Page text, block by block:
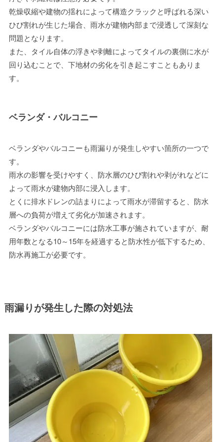
乾燥収縮や建物の揺れによって構造クラックと呼ばれる深い
ひび割れが生じた場合、雨水が建物内部まで浸透して深刻な
問題となります。
また、タイル自体の浮きや剥離によってタイルの裏側に水が
回り込むことで、下地材の劣化を引き起こすこともありま
す。
ベランダ・バルコニー
ベランダやバルコニーも雨漏りが発生しやすい箇所の一つで
す。
雨水の影響を受けやすく、防水層のひび割れや剥がれなどに
よって雨水が建物内部に浸入します。
とくに排水ドレンの詰まりによって雨水が滞留すると、防水
層への負荷が増えて劣化が加速されます。
ベランダやバルコニーには防水工事が施されていますが、耐
用年数となる10～15年を経過すると防水性が低下するため、
防水再施工が必要です。
雨漏りが発生した際の対処法